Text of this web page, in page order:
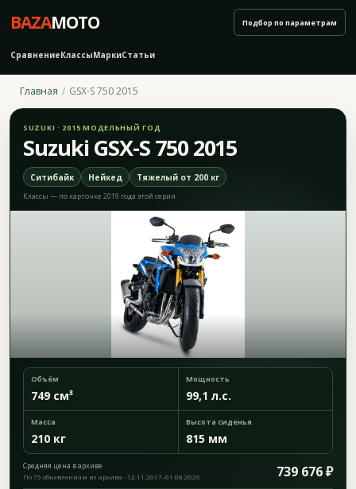
BAZAMOTO
СравнениеКлассыМаркиСтатьи
Подбор по параметрам
Главная GSX-S 750 2015
SUZUKI · 2015 МОДЕЛЬНЫЙ ГОД
Suzuki GSX-S 750 2015
Ситибайк Нейкед Тяжелый от 200 кг
Классы — по карточке 2019 года этой серии
Объём
749 см³
Мощность
99,1 л.с.
Масса
210 кг
Высота сиденья
815 мм
Средняя цена в архиве 739 676 ₽
По 75 объявлениям из архива · 12.11.2017–01.08.2026